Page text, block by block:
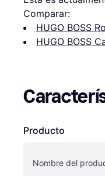
Comparar:
HUGO BOSS
HUGO BOSS
Producto
Nombre del